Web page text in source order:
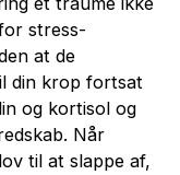
stress-
at de
din krop fortsat
og kortisol og
Når
til at slappe af,